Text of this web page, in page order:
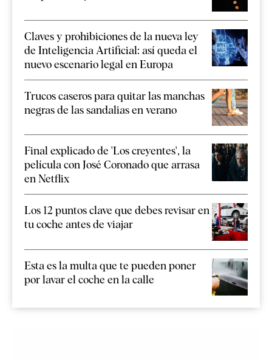
Claves y prohibiciones de la nueva ley
de Inteligencia Artificial: así queda el
nuevo escenario legal en Europa
Trucos caseros para quitar las manchas
negras de las sandalias en verano
Final explicado de 'Los creyentes', la
película con José Coronado que arrasa
en Netflix
Los 12 puntos clave que debes revisar en
tu coche antes de viajar
Esta es la multa que te pueden poner
por lavar el coche en la calle